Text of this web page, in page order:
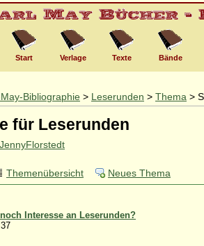
Start Verlage Texte Bände
Bibliographie > Leserunden > Thema >
für Leserunden
JennyFlorstedt
Themenübersicht Neues Thema
Interesse an Leserunden?